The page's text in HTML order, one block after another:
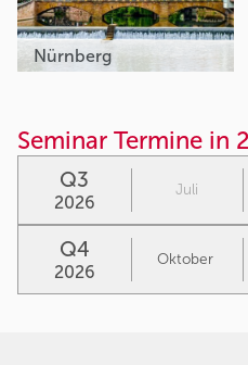
Nürnberg
Seminar Termine in
Q3
2026
Juli
Q4
2026
Oktober